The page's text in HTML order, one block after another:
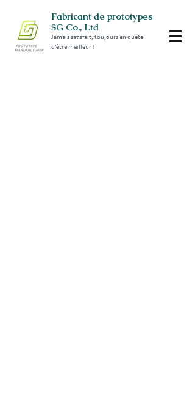
Fabricant de prototypes
SG Co., Ltd
Jamais satisfait, toujours en quête
d'être meilleur !